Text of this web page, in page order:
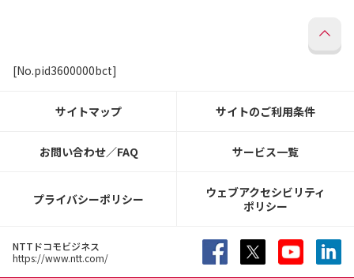
[No.pid3600000bct]
サイトマップ サイトのご利用条件
お問い合わせ／FAQ サービス一覧
プライバシーポリシー
ウェブアクセシビリティ
ポリシー
NTTドコモビジネス
https://www.ntt.com/